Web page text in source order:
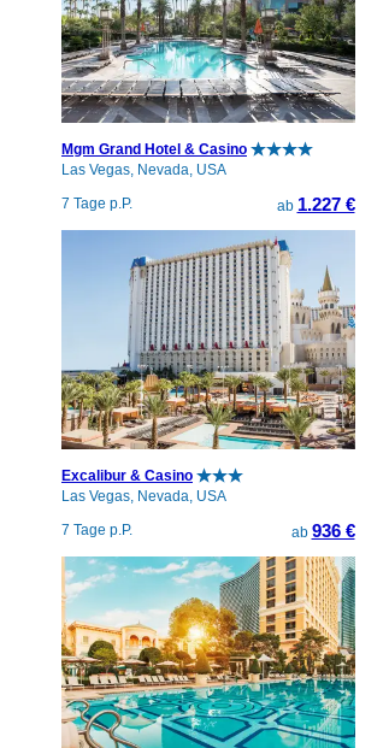
Mgm Grand Hotel & Casino
Las Vegas, Nevada, USA
7 Tage p.P.
ab 1.227 €
Excalibur & Casino
Las Vegas, Nevada, USA
7 Tage p.P.
ab 936 €